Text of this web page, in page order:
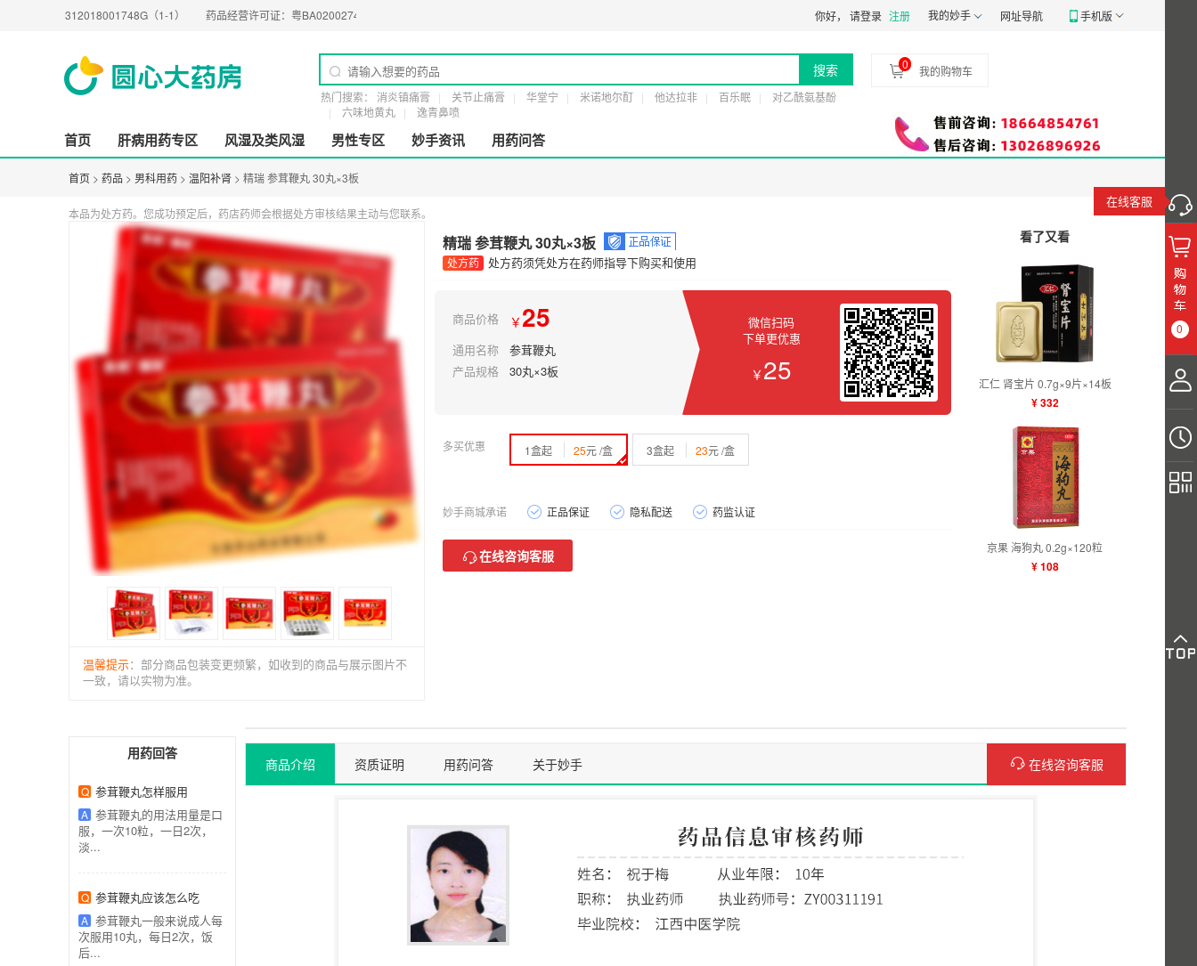
（1-1） 药品经营许可证：粤BA0200274 医疗器械经营许可证： 粤穗食药监械经营备20191807号 食品经营许可证：JY14401030058197
你好， 请登录 注册 我的妙手 网址导航 手机版
搜索
热门搜索： 消炎镇痛膏 关节止痛膏 华堂宁 米诺地尔酊 他达拉非 百乐眠
对乙酰氨基酚
六味地黄丸
逸青鼻喷
0 我的购物车
首页 肝病用药专区 风湿及类风湿 男性专区 妙手资讯 用药问答
在线客服
0
首页 > 药品 > 男科用药 > 温阳补肾 > 精瑞 参茸鞭丸 30丸×3板
本品为处方药。您成功预定后，药店药师会根据处方审核结果主动与您联系。
温馨提示：部分商品包装变更频繁，如收到的商品与展示图片不
一致，请以实物为准。
精瑞 参茸鞭丸 30丸×3板
处方药 处方药须凭处方在药师指导下购买和使用
商品价格 ￥25
通用名称
参茸鞭丸
产品规格
30丸×3板
微信扫码
下单更优惠
￥ 25
多买优惠 1盒起 25元 /盒 3盒起 23元 /盒
妙手商城承诺 正品保证 隐私配送 药监认证
在线咨询客服
看了又看
汇仁 肾宝片 0.7g×9片×14板
¥ 332
京果 海狗丸 0.2g×120粒
¥ 108
用药回答
Q 参茸鞭丸怎样服用
A 参茸鞭丸的用法用量是口
服，一次10粒，一日2次，
淡...
Q 参茸鞭丸应该怎么吃
A 参茸鞭丸一般来说成人每
次服用10丸，每日2次，饭
后...
商品介绍 资质证明 用药问答 关于妙手 在线咨询客服